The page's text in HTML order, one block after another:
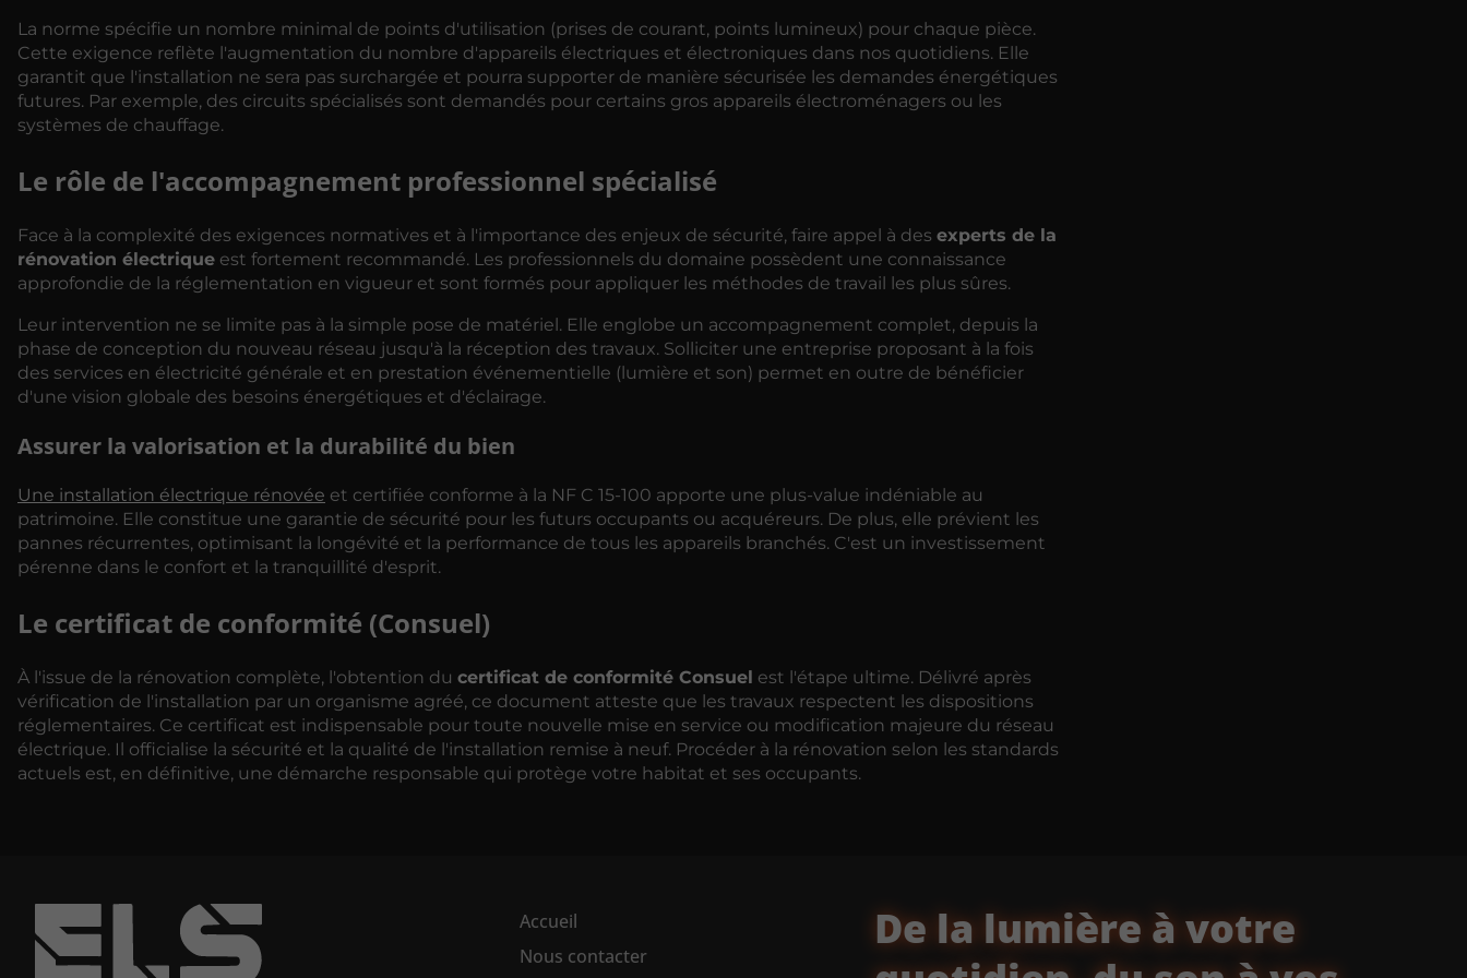
La norme spécifie un nombre minimal de points d'utilisation (prises de courant, points lumineux) pour chaque pièce.
Cette exigence reflète l'augmentation du nombre d'appareils électriques et électroniques dans nos quotidiens. Elle
garantit que l'installation ne sera pas surchargée et pourra supporter de manière sécurisée les demandes énergétiques
futures. Par exemple, des circuits spécialisés sont demandés pour certains gros appareils électroménagers ou les
systèmes de chauffage.
Le rôle de l'accompagnement professionnel spécialisé
Face à la complexité des exigences normatives et à l'importance des enjeux de sécurité, faire appel à des experts de la
rénovation électrique est fortement recommandé. Les professionnels du domaine possèdent une connaissance
approfondie de la réglementation en vigueur et sont formés pour appliquer les méthodes de travail les plus sûres.
Leur intervention ne se limite pas à la simple pose de matériel. Elle englobe un accompagnement complet, depuis la
phase de conception du nouveau réseau jusqu'à la réception des travaux. Solliciter une entreprise proposant à la fois
des services en électricité générale et en prestation événementielle (lumière et son) permet en outre de bénéficier
d'une vision globale des besoins énergétiques et d'éclairage.
Assurer la valorisation et la durabilité du bien
Une installation électrique rénovée et certifiée conforme à la NF C 15-100 apporte une plus-value indéniable au
patrimoine. Elle constitue une garantie de sécurité pour les futurs occupants ou acquéreurs. De plus, elle prévient les
pannes récurrentes, optimisant la longévité et la performance de tous les appareils branchés. C'est un investissement
pérenne dans le confort et la tranquillité d'esprit.
Le certificat de conformité (Consuel)
À l'issue de la rénovation complète, l'obtention du certificat de conformité Consuel est l'étape ultime. Délivré après
vérification de l'installation par un organisme agréé, ce document atteste que les travaux respectent les dispositions
réglementaires. Ce certificat est indispensable pour toute nouvelle mise en service ou modification majeure du réseau
électrique. Il officialise la sécurité et la qualité de l'installation remise à neuf. Procéder à la rénovation selon les standards
actuels est, en définitive, une démarche responsable qui protège votre habitat et ses occupants.
Accueil
Nous contacter
De la lumière à votre